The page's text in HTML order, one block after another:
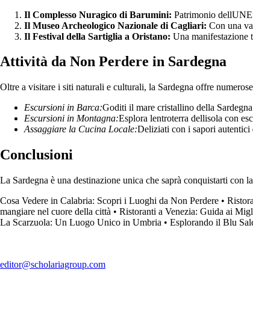
Il Complesso Nuragico di Barumini: Patrimonio
Il Museo Archeologico Nazionale di Cagliari: Con una
Il Festival della Sartiglia a Oristano: Una manifestazione
Attività da Non Perdere in Sardegna
Oltre a visitare i siti naturali e culturali, la Sardegna offre
Escursioni in Barca:Goditi il mare cristallino della
Escursioni in Montagna:Esplora lentroterra dellisola con
Assaggiare la Cucina Locale:Deliziati con i sapori autentici
Conclusioni
La Sardegna è una destinazione unica che saprà conquistarti con
Cosa Vedere in Calabria: Scopri i Luoghi da Non Perdere •
mangiare nel cuore della città • Ristoranti a Venezia: Guida ai
La Scarzuola: Un Luogo Unico in Umbria • Esplorando il Blu
editor@scholariagroup.com